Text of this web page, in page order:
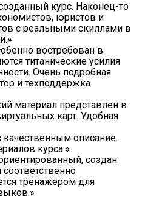
курс. Наконец-то
юристов и
с реальными скиллами в
востребован в
титанические усилия
Очень подробная
и техподдержка
материал представлен в
карт. Удобная
описание.
курса.»
создан
тренажером для